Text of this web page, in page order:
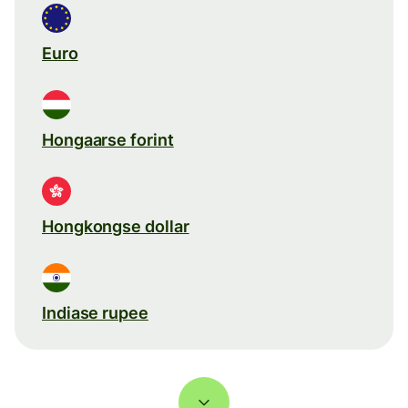
Euro
Hongaarse forint
Hongkongse dollar
Indiase rupee